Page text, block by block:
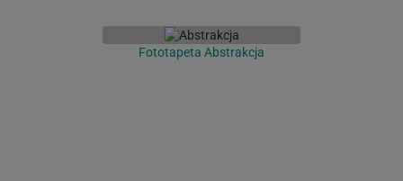
Fototapeta Abstrakcja